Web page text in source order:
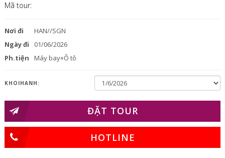
Mã tour:
Nơi đi
HAN//SGN
Ngày đi
01/06/2026
Ph.tiện
Máy bay+Ô tô
KHOIHANH:
ĐẶT TOUR
HOTLINE